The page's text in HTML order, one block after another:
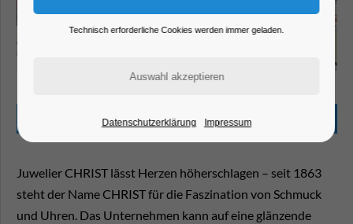
Beschreibung
Juwelier CHRIST lässt Herzen höherschlagen – seit 1863
steht der Name CHRIST für die Faszination von Schmuck
und Uhren. Das Unternehmen kann auf eine glänzende
Technisch erforderliche Cookies werden immer geladen.
Datenschutzerklärung Impressum